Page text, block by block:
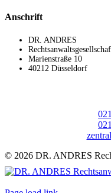
Anschrift
DR. ANDRES
Marienstraße 10
40212 Düsseldorf
© 2026 DR. ANDRES